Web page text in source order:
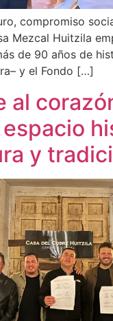
compromiso
Mezcal Huitzila
de 90 años de
y el Fondo […]
al
y